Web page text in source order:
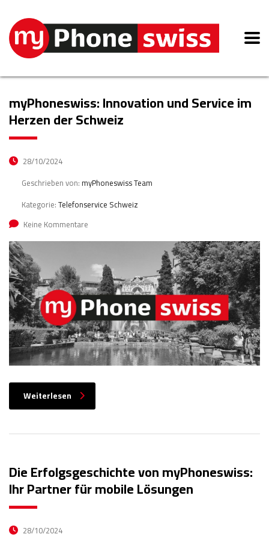
myPhoneswiss: Innovation und Service im
Herzen der Schweiz
28/10/2024
Geschrieben von:myPhoneswiss Team
Kategorie:Telefonservice Schweiz
Keine Kommentare
Weiterlesen
Die Erfolgsgeschichte von myPhoneswiss:
Ihr Partner für mobile Lösungen
28/10/2024